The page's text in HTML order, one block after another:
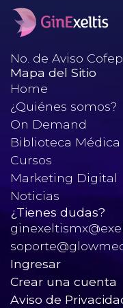
No. de Aviso
Mapa del Sitio
Home
¿Quiénes somos?
On Demand
Biblioteca Médica
Cursos
Marketing Digital
Noticias
¿Tienes dudas?
Ingresar
Crear una cuenta
Aviso de